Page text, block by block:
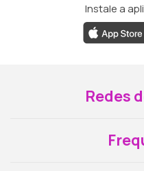
Instale a
Redes